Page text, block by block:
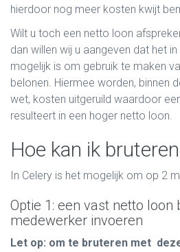
hierdoor nog meer kosten kwijt
Wilt u toch een netto loon
dan willen wij u aangeven dat het
mogelijk is om gebruik te maken
belonen. Hiermee worden, binnen
wet, kosten uitgeruild waardoor
resulteert in een hoger netto loon.
Hoe kan ik bruteren
In Celery is het mogelijk om op 2
Optie 1: een vast netto loon
medewerker invoeren
Let op: om te bruteren met